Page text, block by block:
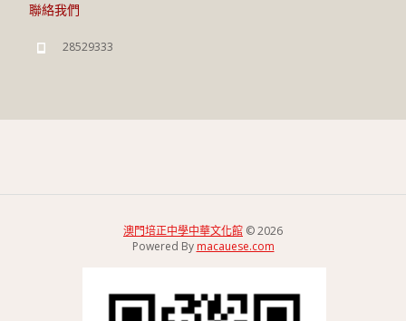
聯絡我們
28529333
澳門培正中學中華文化館 © 2026
Powered By macauese.com